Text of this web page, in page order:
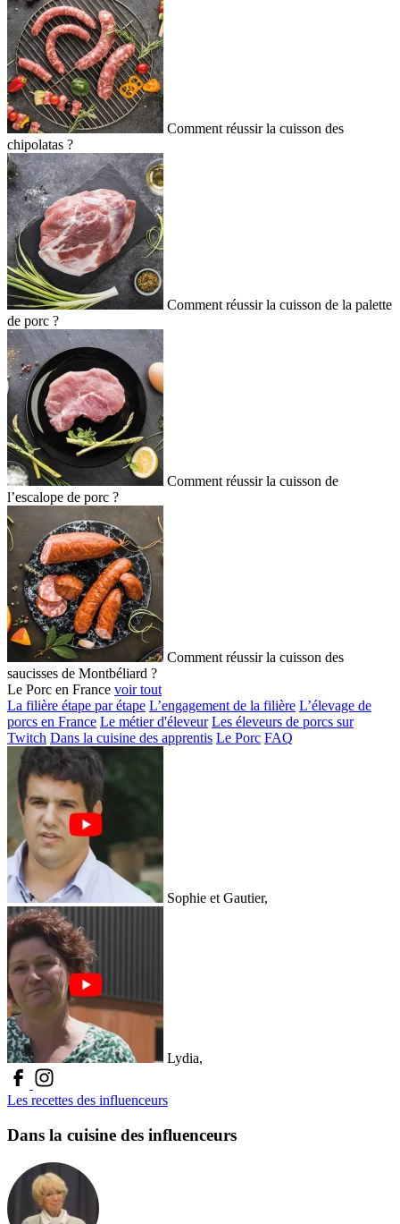
Comment réussir la cuisson des
chipolatas ?
Comment réussir la cuisson de la palette
de porc ?
Comment réussir la cuisson de
l’escalope de porc ?
Comment réussir la cuisson des
saucisses de Montbéliard ?
Le Porc en France voir tout
La filière étape par étape L’engagement de la filière L’élevage de
porcs en France Le métier d'éleveur Les éleveurs de porcs sur
Twitch Dans la cuisine des apprentis Le Porc FAQ
Sophie et Gautier,
Lydia,
Les recettes des influenceurs
Dans la cuisine des influenceurs